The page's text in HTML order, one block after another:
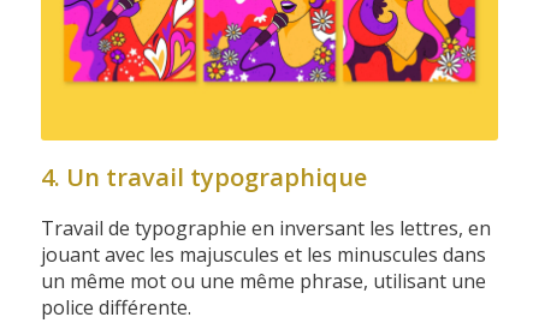
4. Un travail typographique
Travail de typographie en inversant les lettres, en
jouant avec les majuscules et les minuscules dans
un même mot ou une même phrase, utilisant une
police différente.